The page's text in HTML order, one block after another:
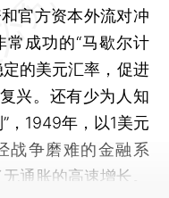
官方资本外流对冲
常成功的“马歇尔计
的美元汇率，促进
兴。还有少为人知
，1949年，以1美元
战争磨难的金融系
通胀的高速增长。